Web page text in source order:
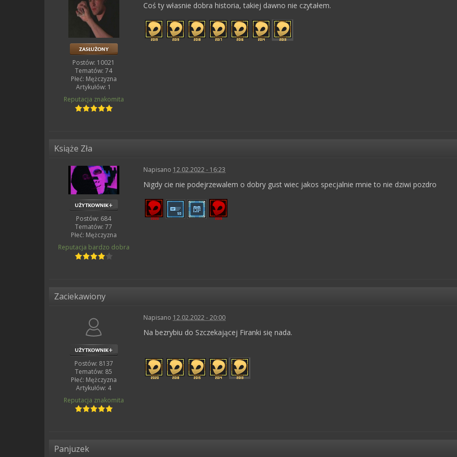
Postów: 10021
Tematów: 74
Płeć: Mężczyzna
Artykułów: 1
Reputacja znakomita
Coś ty własnie dobra historia, takiej dawno nie czytałem.
Książe Zła
Postów: 684
Tematów: 77
Płeć: Mężczyzna
Reputacja bardzo dobra
Napisano 12.02.2022 - 16:23
Nigdy cie nie podejrzewalem o dobry gust wiec jakos specjalnie mnie to nie dziwi pozdro
Zaciekawiony
Postów: 8137
Tematów: 85
Płeć: Mężczyzna
Artykułów: 4
Reputacja znakomita
Napisano 12.02.2022 - 20:00
Na bezrybiu do Szczekającej Firanki się nada.
Panjuzek